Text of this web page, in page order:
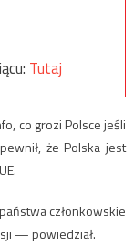
Tutaj
co grozi Polsce jeśli
że Polska jest
członkowskie
— powiedział.